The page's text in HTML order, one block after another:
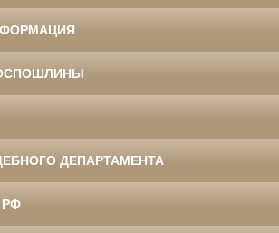
ДЕПАРТАМЕНТА
РФ